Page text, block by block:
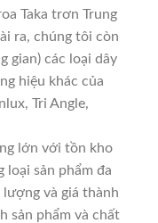
Taka trơn Trung
ra, chúng tôi còn
gian) các loại dây
hiệu khác của
Tri Angle,
lớn với tồn kho
loại sản phẩm đa
và giá thành
sản phẩm và chất